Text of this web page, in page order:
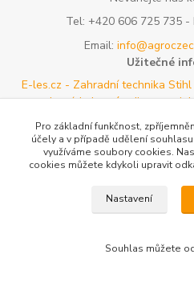
Tel: +420 606 725 735 -
Email:
Užitečné
E-les.cz - Zahradní technika Stihl
lesníckeho náradia a potrieb
smlouvyReklamace a vrácení zboží
oblečení a obuvi
Vytvořeno na
Pro základní funkčnost,
účely a v případě udělení
využíváme soubory cookies.
cookies můžete kdykoli upravit
Nastavení
Souhlas můžete